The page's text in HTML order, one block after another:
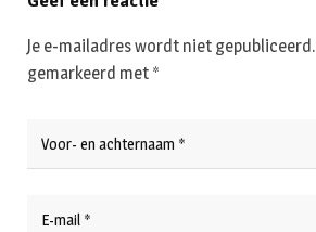
Je e-mailadres wordt niet gepubliceerd.
gemarkeerd met *